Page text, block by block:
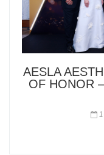
AESLA
OF HONOR
1